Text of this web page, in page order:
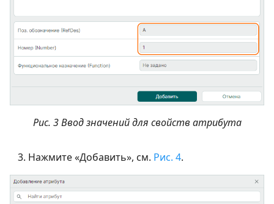
Рис. 3 Ввод значений для свойств атрибута
Нажмите «Добавить», см. Рис. 4.